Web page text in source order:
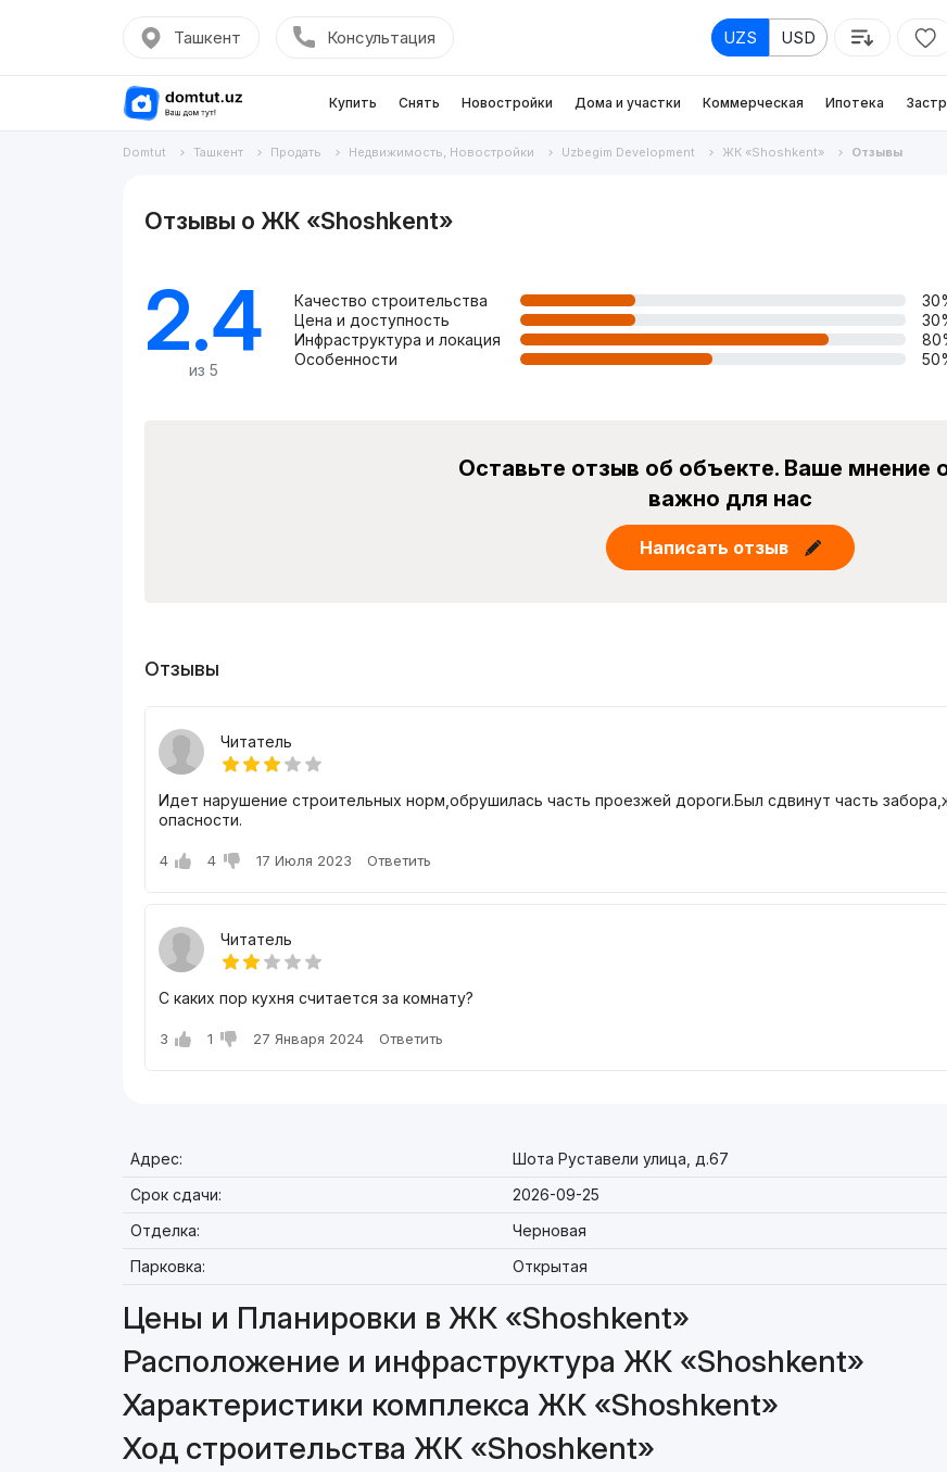
Ташкент Консультация UZS USD
Купить Снять Новостройки Дома и участки Коммерческая Ипотека
Domtut Ташкент Продать Недвижимость, Новостройки Uzbegim Development ЖК «Shoshkent» Отзывы
Отзывы о ЖК «Shoshkent»
2.4
из 5
Качество строительства
Цена и доступность
Инфраструктура и локация
Особенности
Оставьте отзыв об объекте. Ваше мнение
важно для нас
Написать отзыв
Отзывы
Читатель
Идет нарушение строительных норм,обрушилась часть проезжей дороги.Был сдвинут часть
опасности.
4 4 17 Июля 2023 Ответить
Читатель
С каких пор кухня считается за комнату?
3 1 27 Января 2024 Ответить
Адрес:
Шота Руставели улица, д.67
Срок сдачи:
2026-09-25
Отделка:
Черновая
Парковка:
Открытая
Цены и Планировки в ЖК «Shoshkent»
Расположение и инфраструктура ЖК «Shoshkent»
Характеристики комплекса ЖК «Shoshkent»
Ход строительства ЖК «Shoshkent»